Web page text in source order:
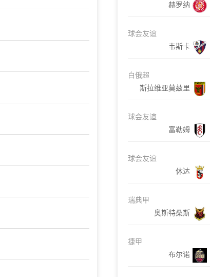
赫罗纳
球会友谊
韦斯卡
白俄超
斯拉维亚莫兹里
球会友谊
富勒姆
球会友谊
休达
瑞典甲
奥斯特桑斯
捷甲
布尔诺